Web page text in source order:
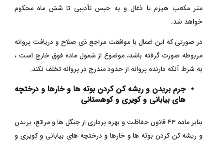
متر مکعب هیزم یا ذغال و به حبس تأدیبی تا شش ماه محکوم
خواهد شد.
در صورتی که این اعمال با موافقت مراجع ذی صلاح و دریافت پروانه
مربوطه صورت گرفته باشد، موضوع از شمول ماده فوق خارج است ،
به شرط آنکه دارنده پروانه از حدود مندرج در پروانه تخلف نکند.
جرم بریدن و ریشه کن کردن بوته ها و خارها و درختچه
های بیابانی و کویری و کوهستانی
بنابر ماده ۴۳ قانون حفاظت و بهره برداری از جنگل ها و مراتع، بریدن
و ریشه ‌کن کردن بوته ‌ها و خارها و درختچه ‌های بیابانی و کویری و